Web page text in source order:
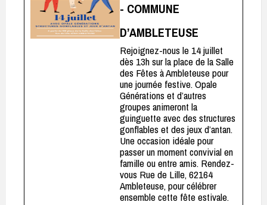
- COMMUNE
D’AMBLETEUSE
Rejoignez-nous le 14 juillet
dès 13h sur la place de la Salle
des Fêtes à Ambleteuse pour
une journée festive. Opale
Générations et d’autres
groupes animeront la
guinguette avec des structures
gonflables et des jeux d’antan.
Une occasion idéale pour
passer un moment convivial en
famille ou entre amis. Rendez-
vous Rue de Lille, 62164
Ambleteuse, pour célébrer
ensemble cette fête estivale.